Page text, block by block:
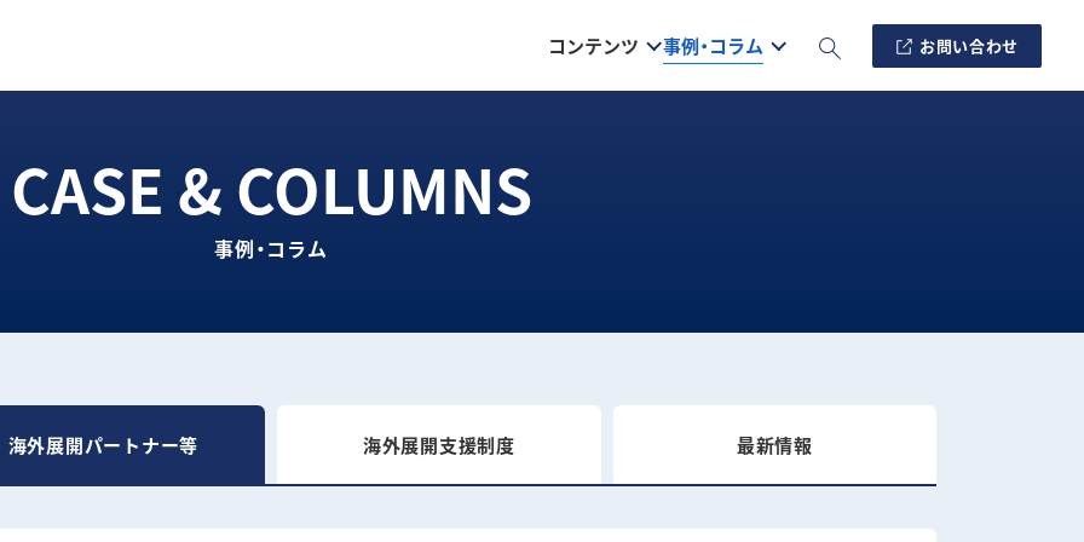
コンテンツ 事例・コラム お問い合わせ
事例・コラム
海外展開パートナー等 海外展開支援制度 最新情報